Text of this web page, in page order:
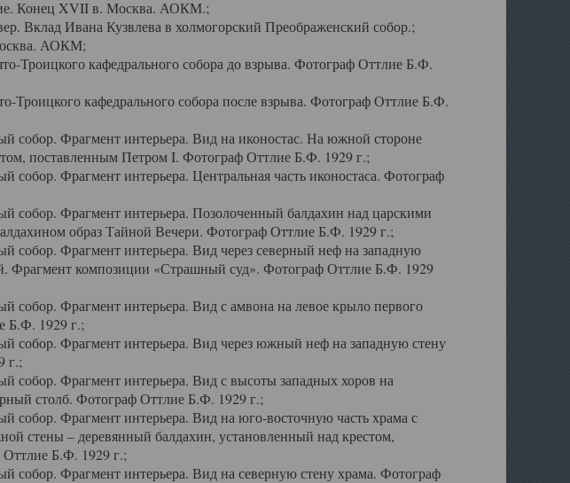
Конец XVII в. Москва. АОКМ.;
Вклад Ивана Кузвлева в холмогорский Преображенский собор.;
АОКМ;
Троицкого кафедрального собора до взрыва. Фотограф Оттлие Б.Ф.
Троицкого кафедрального собора после взрыва. Фотограф Оттлие Б.Ф.
Фрагмент интерьера. Вид на иконостас. На южной стороне
поставленным Петром I. Фотограф Оттлие Б.Ф. 1929 г.;
Фрагмент интерьера. Центральная часть иконостаса. Фотограф
Фрагмент интерьера. Позолоченный балдахин над царскими
образ Тайной Вечери. Фотограф Оттлие Б.Ф. 1929 г.;
Фрагмент интерьера. Вид через северный неф на западную
Фрагмент композиции «Страшный суд». Фотограф Оттлие Б.Ф. 1929
Фрагмент интерьера. Вид с амвона на левое крыло первого
Б.Ф. 1929 г.;
Фрагмент интерьера. Вид через южный неф на западную стену
г.;
Фрагмент интерьера. Вид с высоты западных хоров на
столб. Фотограф Оттлие Б.Ф. 1929 г.;
Фрагмент интерьера. Вид на юго-восточную часть храма с
стены – деревянный балдахин, установленный над крестом,
Б.Ф. 1929 г.;
Фрагмент интерьера. Вид на северную стену храма. Фотограф